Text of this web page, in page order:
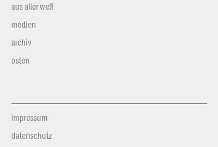
aus aller welt
medien
archiv
osten
impressum
datenschutz